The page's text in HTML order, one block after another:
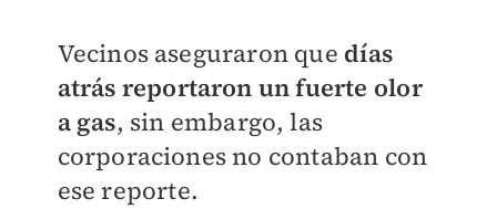
Vecinos aseguraron que días
atrás reportaron un fuerte olor
a gas, sin embargo, las
corporaciones no contaban con
ese reporte.